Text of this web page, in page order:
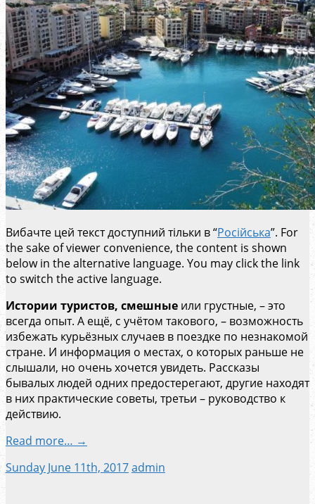
Вибачте цей текст доступний тільки в “Російська”. For
the sake of viewer convenience, the content is shown
below in the alternative language. You may click the link
to switch the active language.
Истории туристов, смешные или грустные, – это
всегда опыт. А ещё, с учётом такового, – возможность
избежать курьёзных случаев в поездке по незнакомой
стране. И информация о местах, о которых раньше не
слышали, но очень хочется увидеть. Рассказы
бывалых людей одних предостерегают, другие находят
в них практические советы, третьи – руководство к
действию.
Read more… →
Sunday June 11th, 2017admin